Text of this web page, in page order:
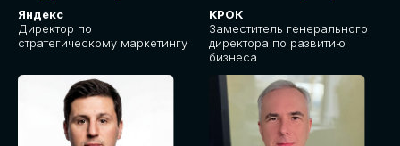
Яндекс
Директор по
стратегическому маркетингу
КРОК
Заместитель генерального
директора по развитию
бизнеса